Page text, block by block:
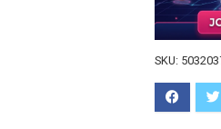
SKU: